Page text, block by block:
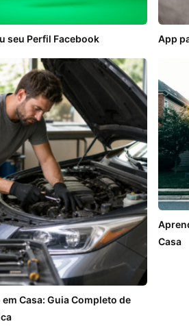
seu Perfil Facebook App
Casa: Guia Completo de
Casa